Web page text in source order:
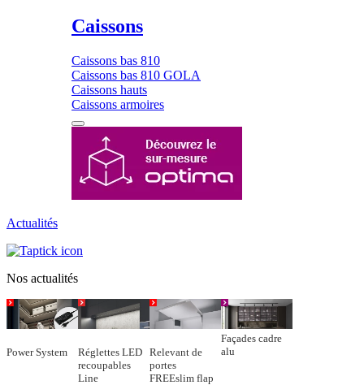
Caissons
Caissons bas 810
Caissons bas 810 GOLA
Caissons hauts
Caissons armoires
Actualités
Nos actualités
Power System
Réglettes LED
recoupables
Line
Relevant de
portes
FREEslim flap
Façades cadre
alu